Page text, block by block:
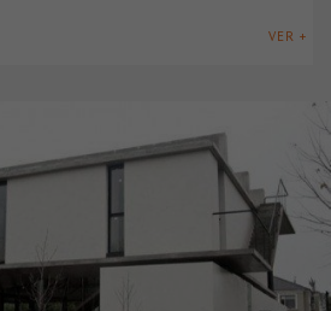
VER +